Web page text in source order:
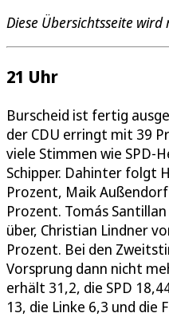
Diese Übersichtsseite
21 Uhr
Burscheid ist fertig
der CDU erringt mit 39
viele Stimmen wie SPD-
Schipper. Dahinter folgt
Prozent, Maik
Prozent. Tomás
über, Christian Lindner
Prozent. Bei den
Vorsprung dann nicht
erhält 31,2, die SPD
13, die Linke 6,3 und die